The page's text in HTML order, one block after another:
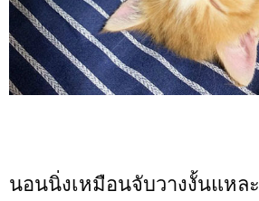
นอนนิ่งเหมือนจับวางงั้นแหละ